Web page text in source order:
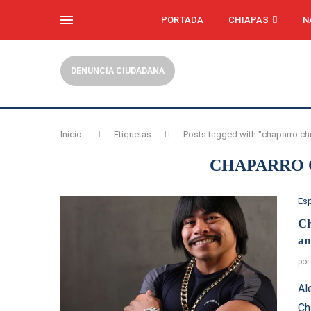
PORTADA CHIAPAS
DENUNCIA CIUDADANA
Inicio Etiquetas Posts tagged with "chaparro
CHAPARRO
por